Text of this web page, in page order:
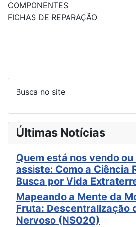
COMPONENTES
FICHAS DE REPARAÇÃO
Busca no site
Últimas Notícias
Quem está nos vendo ou
assiste: Como a Ciência
Busca por Vida
Mapeando a Mente da
Fruta: Descentralização
Nervoso (NS020)